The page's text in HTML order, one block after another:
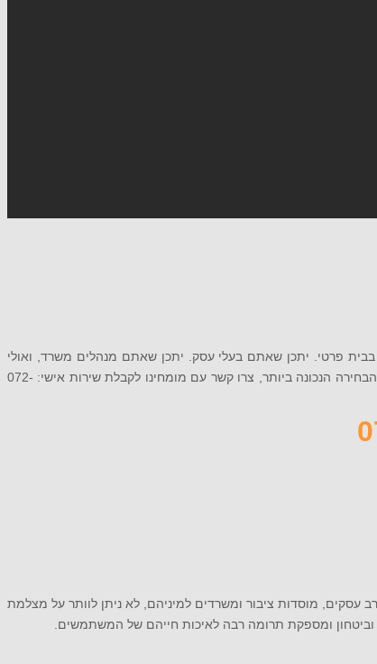
בבית פרטי. יתכן שאתם בעלי עסק. יתכן שאתם מנהלים משרד, ואולי
מנהלים מוסד ציבורי. אם השקט הנפשי שלכם חשוב לכם, מומלץ להצטייד במצלמת אבטחה מותאמת אישית. אם חשוב לכם לקבל ליווי מקצועי בדרך לביצוע הבחירה הנכונה ביותר, צרו קשר עם מומחינו לקבלת שירות אישי: 072-
עסקים, מוסדות ציבור ומשרדים למיניהם, לא ניתן לוותר על מצלמת
ומספקת תרומה רבה לאיכות חייהם של המשתמשים.